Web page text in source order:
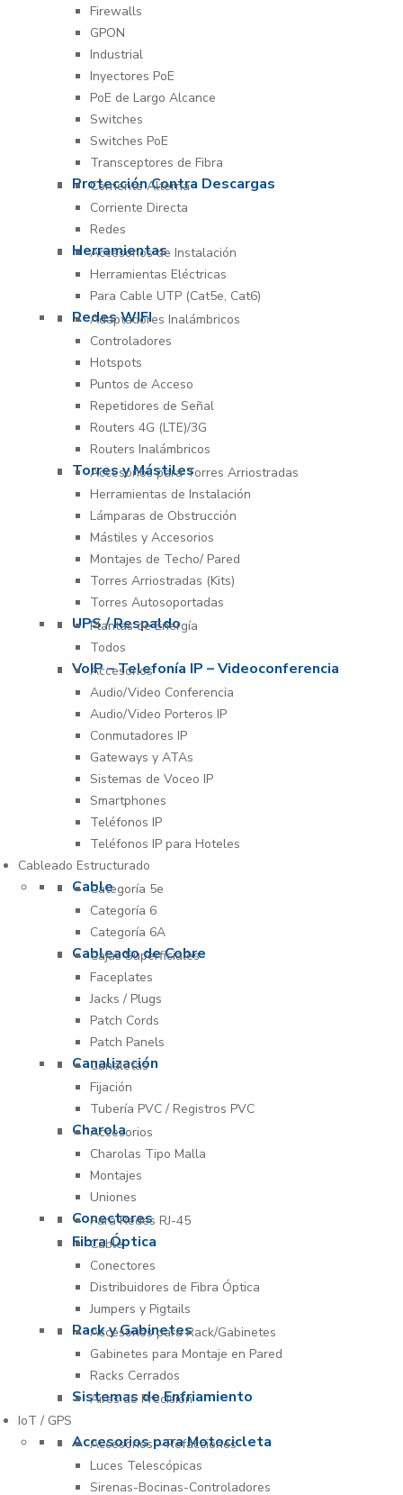
Firewalls
GPON
Industrial
Inyectores PoE
PoE de Largo Alcance
Switches
Switches PoE
Transceptores de Fibra
Protección Contra Descargas
Corriente Alterna
Corriente Directa
Redes
Herramientas
Accesorios de Instalación
Herramientas Eléctricas
Para Cable UTP (Cat5e, Cat6)
Redes WIFI
Adaptadores Inalámbricos
Controladores
Hotspots
Puntos de Acceso
Repetidores de Señal
Routers 4G (LTE)/3G
Routers Inalámbricos
Torres y Mástiles
Accesorios para Torres Arriostradas
Herramientas de Instalación
Lámparas de Obstrucción
Mástiles y Accesorios
Montajes de Techo/ Pared
Torres Arriostradas (Kits)
Torres Autosoportadas
UPS / Respaldo
Plantas de Energía
Todos
VoIP – Telefonía IP – Videoconferencia
Accesorios
Audio/Video Conferencia
Audio/Video Porteros IP
Conmutadores IP
Gateways y ATAs
Sistemas de Voceo IP
Smartphones
Teléfonos IP
Teléfonos IP para Hoteles
Cableado Estructurado
Cable
Categoría 5e
Categoría 6
Categoría 6A
Cableado de Cobre
Cajas Superficiales
Faceplates
Jacks / Plugs
Patch Cords
Patch Panels
Canalización
Canaletas
Fijación
Tubería PVC / Registros PVC
Charola
Accesorios
Charolas Tipo Malla
Montajes
Uniones
Conectores
Para Redes RJ-45
Fibra Óptica
Cable
Conectores
Distribuidores de Fibra Óptica
Jumpers y Pigtails
Rack y Gabinetes
Accesorios para Rack/Gabinetes
Gabinetes para Montaje en Pared
Racks Cerrados
Sistemas de Enfriamiento
Aires de Precisión
IoT / GPS
Accesorios para Motocicleta
Accesorios – Refacciones
Luces Telescópicas
Sirenas-Bocinas-Controladores